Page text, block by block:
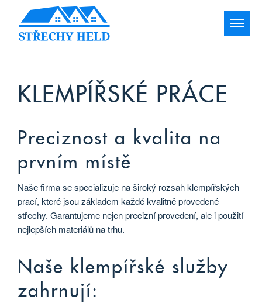
KLEMPÍŘSKÉ PRÁCE
Preciznost a kvalita na
prvním místě
Naše firma se specializuje na široký rozsah klempířských
prací, které jsou základem každé kvalitně provedené
střechy. Garantujeme nejen precizní provedení, ale i použití
nejlepších materiálů na trhu.
Naše klempířské služby
zahrnují: